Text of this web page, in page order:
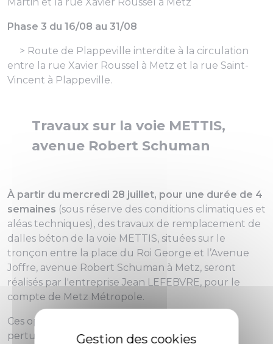
Phase 3 du 16/08 au 31/08
> Route de Plappeville interdite à la circulation
entre la rue Xavier Roussel à Metz et la rue Saint-
Vincent à Plappeville.
Travaux sur la voie METTIS,
avenue Robert Schuman
À partir du mercredi 28 juillet, pour une durée de 4
semaines (sous réserve des conditions climatiques et
aléas techniques), des travaux de remplacement de
dalles béton de la voie METTIS, situées sur le
tronçon entre la place du Roi George et l’Avenue
Joffre, avenue Robert Schuman à Metz, seront
réalisés par l'entreprise Jean LEFEBVRE, pour le
compte de Metz Métropole.
Ces opérations pourraient entraîner quelques
perturbations des conditions habituelles de